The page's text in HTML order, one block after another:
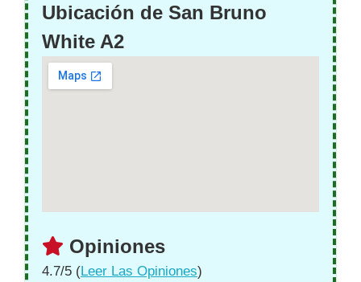
Ubicación de San Bruno
White A2
Opiniones
4.7/5 (Leer Las Opiniones)